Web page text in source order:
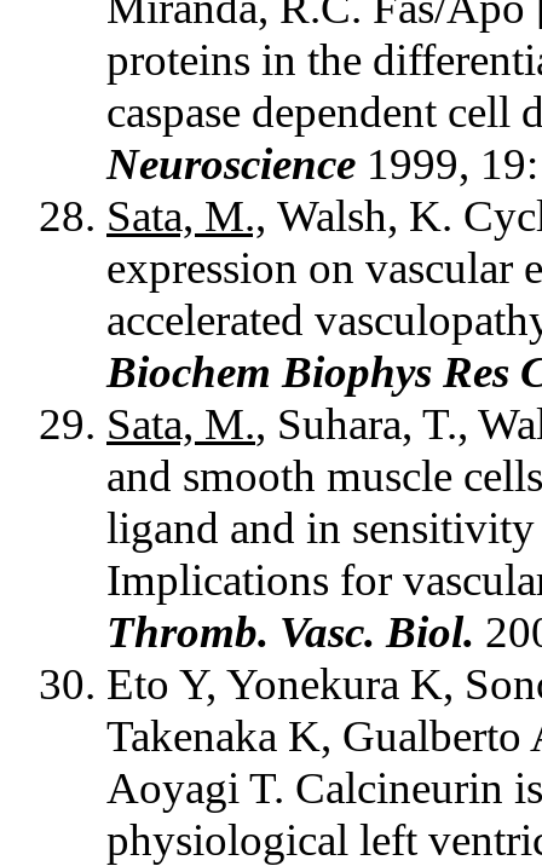
proteins in the
caspase dependent
Neuroscience 1999,
Sata, M., Walsh, K.
expression on
accelerated
Biochem Biophys Res
Sata, M., Suhara, T.,
and smooth muscle
ligand and in
Implications for
Thromb. Vasc. Biol.
Eto Y, Yonekura K,
Takenaka K,
Aoyagi T. Calcineurin
physiological left